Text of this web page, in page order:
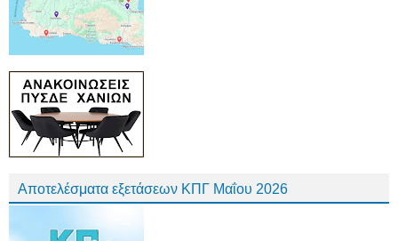
Αποτελέσματα εξετάσεων ΚΠΓ Μαΐου 2026